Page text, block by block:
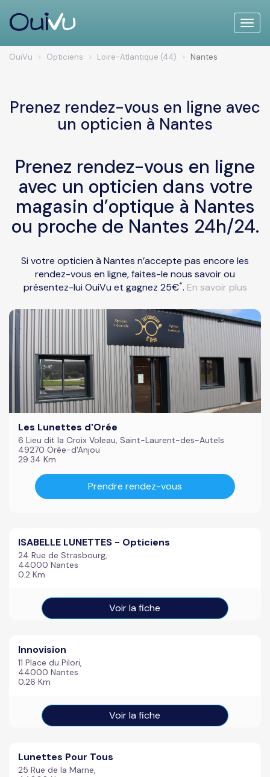
Toggle
OuiVu Opticiens Loire-Atlantique (44) Nantes
Prenez rendez-vous en ligne avec
un opticien à Nantes
Prenez rendez-vous en ligne
avec un opticien dans votre
magasin d’optique à Nantes
ou proche de Nantes 24h/24.
Si votre opticien à Nantes n’accepte pas encore les
rendez-vous en ligne, faites-le nous savoir ou
présentez-lui OuiVu et gagnez 25€*. En savoir plus
Les Lunettes d'Orée
6 Lieu dit la Croix Voleau, Saint-Laurent-des-Autels
49270 Orée-d'Anjou
29.34 Km
Prendre rendez-vous
ISABELLE LUNETTES - Opticiens
24 Rue de Strasbourg,
44000 Nantes
0.2 Km
Voir la fiche
Innovision
11 Place du Pilori,
44000 Nantes
0.26 Km
Voir la fiche
Lunettes Pour Tous
25 Rue de la Marne,